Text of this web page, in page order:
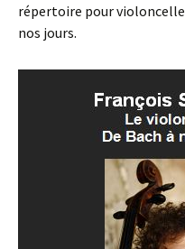
répertoire pour
nos jours.